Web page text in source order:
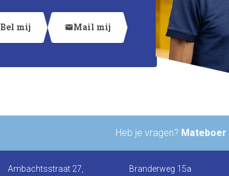
Bel mij Mail mij
mail
Heb je vragen? Mateboer
Ambachtsstraat 27,
Branderweg 15a